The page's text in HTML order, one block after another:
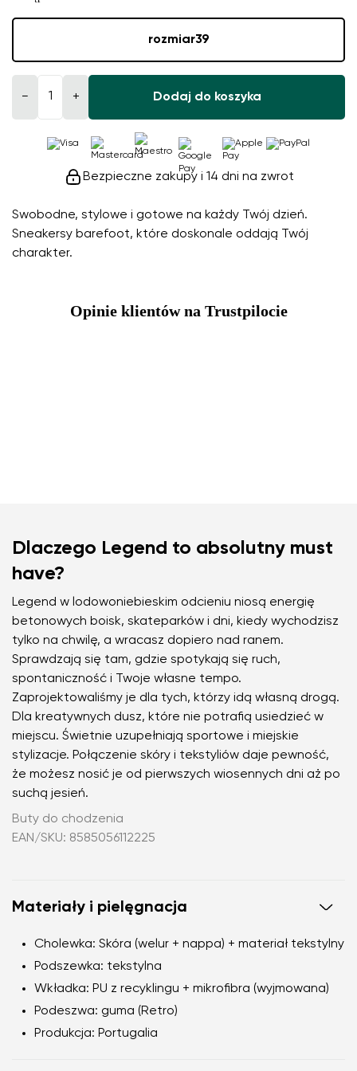
Swobodne, stylowe i gotowe na każdy Twój dzień.
Sneakersy barefoot, które doskonale oddają Twój
charakter.
rozmiar39
− + Dodaj do koszyka
Bezpieczne zakupy i 14 dni na zwrot
Opinie klientów na Trustpilocie
Dlaczego Legend to absolutny must
have?
Legend w lodowoniebieskim odcieniu niosą energię
betonowych boisk, skateparków i dni, kiedy wychodzisz
tylko na chwilę, a wracasz dopiero nad ranem.
Sprawdzają się tam, gdzie spotykają się ruch,
spontaniczność i Twoje własne tempo.
Zaprojektowaliśmy je dla tych, którzy idą własną drogą.
Dla kreatywnych dusz, które nie potrafią usiedzieć w
miejscu. Świetnie uzupełniają sportowe i miejskie
stylizacje. Połączenie skóry i tekstyliów daje pewność,
że możesz nosić je od pierwszych wiosennych dni aż po
suchą jesień.
Buty do chodzenia
EAN/SKU: 8585056112225
Materiały i pielęgnacja
Cholewka: Skóra (welur + nappa) + materiał tekstylny
Podszewka: tekstylna
Wkładka: PU z recyklingu + mikrofibra (wyjmowana)
Podeszwa: guma (Retro)
Produkcja: Portugalia